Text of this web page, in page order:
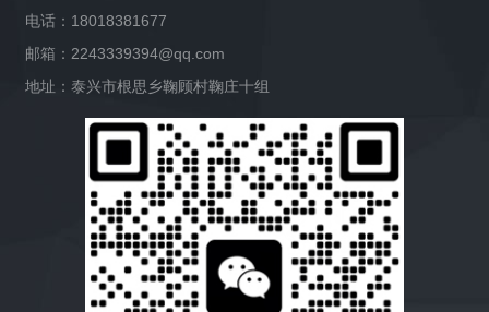
电话：18018381677
邮箱：2243339394@qq.com
地址：泰兴市根思乡鞠顾村鞠庄十组